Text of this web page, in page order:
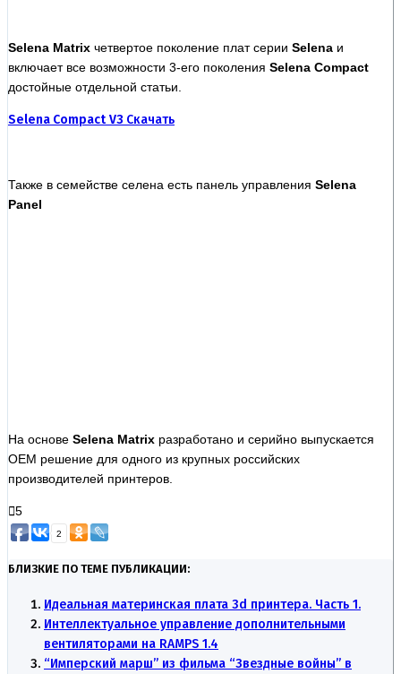
Selena Matrix четвертое поколение плат серии Selena и
включает все возможности 3-его поколения Selena Compact
достойные отдельной статьи.
Selena Compact V3 Скачать
Также в семействе селена есть панель управления Selena
Panel
На основе Selena Matrix разработано и серийно выпускается
ОЕМ решение для одного из крупных российских
производителей принтеров.
5
2
БЛИЗКИЕ ПО ТЕМЕ ПУБЛИКАЦИИ:
Идеальная материнская плата 3d принтера. Часть 1.
Интеллектуальное управление дополнительными
вентиляторами на RAMPS 1.4
“Имперский марш” из фильма “Звездные войны” в